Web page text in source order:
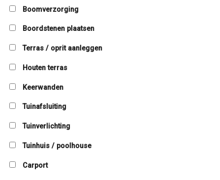
Boomverzorging
Boordstenen plaatsen
Terras / oprit aanleggen
Houten terras
Keerwanden
Tuinafsluiting
Tuinverlichting
Tuinhuis / poolhouse
Carport